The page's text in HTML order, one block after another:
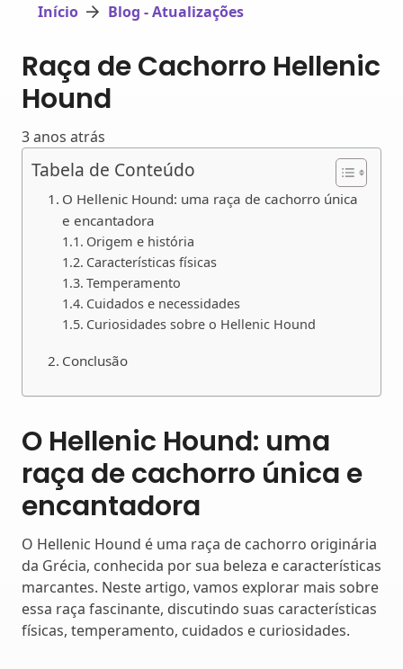
Início Blog - Atualizações
Raça de Cachorro Hellenic
Hound
3 anos atrás
Tabela de Conteúdo
O Hellenic Hound: uma raça de cachorro única
e encantadora
Origem e história
Características físicas
Temperamento
Cuidados e necessidades
Curiosidades sobre o Hellenic Hound
Conclusão
O Hellenic Hound: uma
raça de cachorro única e
encantadora
O Hellenic Hound é uma raça de cachorro originária
da Grécia, conhecida por sua beleza e características
marcantes. Neste artigo, vamos explorar mais sobre
essa raça fascinante, discutindo suas características
físicas, temperamento, cuidados e curiosidades.